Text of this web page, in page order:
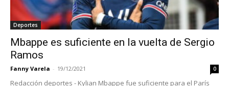
Deportes
Mbappe es suficiente en la vuelta de Sergio
Ramos
Fanny Varela - 19/12/2021 0
Redacción deportes - Kylian Mbappe fue suficiente para el París